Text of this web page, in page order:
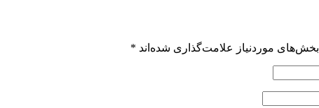
بخش‌های موردنیاز علامت‌گذاری شده‌اند *